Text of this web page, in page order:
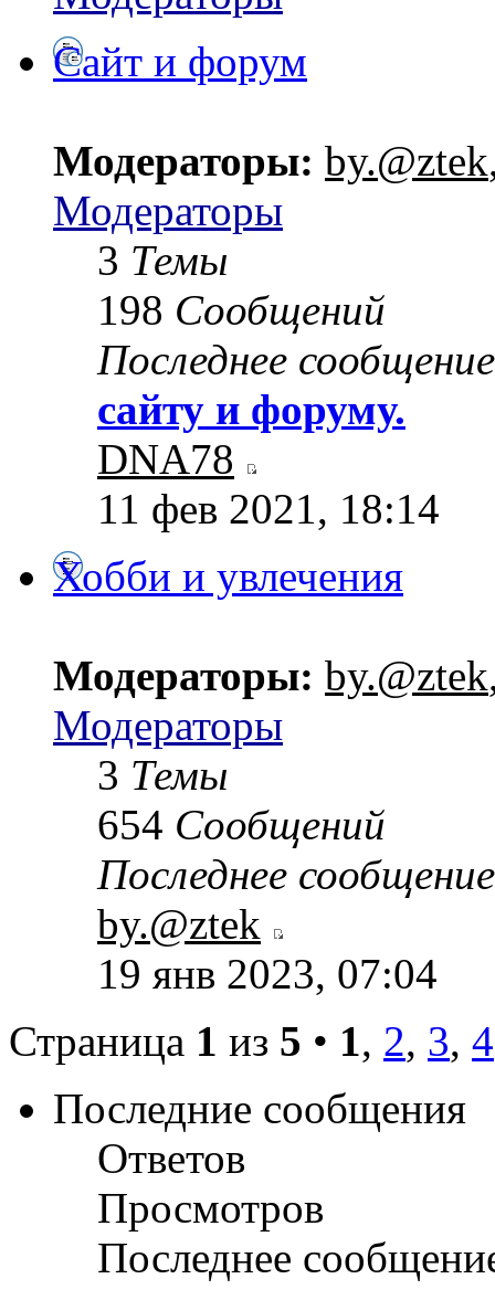
Сайт и форум
Модераторы: by.@ztek
Модераторы
3 Темы
198 Сообщений
Последнее сообщение
сайту и форуму.
DNA78
11 фев 2021, 18:14
Хобби и увлечения
Модераторы: by.@ztek
Модераторы
3 Темы
654 Сообщений
Последнее сообщение
by.@ztek
19 янв 2023, 07:04
Страница 1 из 5 • 1, 2, 3, 4
Последние сообщения
Ответов
Просмотров
Последнее